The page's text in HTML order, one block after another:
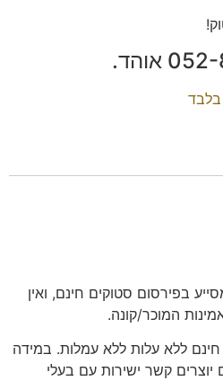
בלבד
בפירסום סטוקים חינם, ואין
המוכר/קונה.
ללא עלות ללא עמלות. במידה
קשר ישירות עם בעלי